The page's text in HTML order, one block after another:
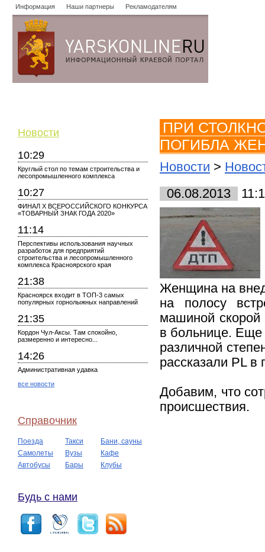
Информация Наши партнеры Рекламодателям
Новости
10:29
Круглый стол по темам строительства и
лесопромышленного комплекса
10:27
ФИНАЛ X ВСЕРОССИЙСКОГО КОНКУРСА
«ТОВАРНЫЙ ЗНАК ГОДА 2020»
11:14
Перспективы использования научных
разработок для предприятий
строительства и лесопромышленного
комплекса Красноярского края
21:38
Красноярск входит в ТОП-3 самых
популярных горнолыжных направлений
21:35
Кордон Чул-Аксы. Там спокойно,
размеренно и интересно...
14:26
Административная удавка
все новости
Справочник
Поезда Такси
Бани, сауны
Самолеты
Вузы
Кафе
Автобусы
Бары Клубы
Будь с нами
ПРИ
ПОГИБЛА
Новости >
06.08.2013
Женщина на
на полосу
машиной
в больнице. Еще
различной
рассказали PL
Добавим, что
происшествия.